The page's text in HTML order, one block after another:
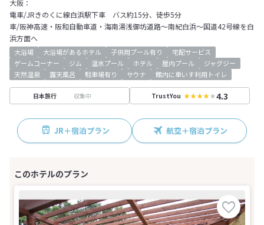
大阪：
電車/JRきのくに線白浜駅下車 バス約15分、徒歩5分
車/阪神高速・阪和自動車道・海南湯浅御坊道路～南紀白浜～国道42号線を白
浜方面へ
大浴場 大浴場があるホテル 子供用プール有り
宅配サービス
ゲームコーナー
ジム 温水プール ホテル 屋内プール
ジャグジー
天然温泉
露天風呂 駐車場有り サウナ 館内に車いす利用トイレ
日本旅行 収集中 TrustYou 4.3
JR＋宿泊プラン 航空＋宿泊プラン